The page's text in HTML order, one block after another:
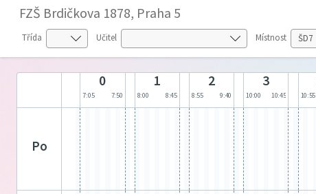
FZŠ Brdičkova 1878, Praha 5
Třída Učitel Místnost
0
7:05 7:50
1
8:00 8:45
2
8:55 9:40
3
10:00 10:45 10:55
po